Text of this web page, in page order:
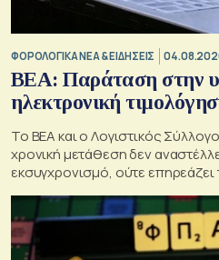
ΦΟΡΟΛΟΓΙΚΑ ΝΕΑ & EΙΔΗΣΕΙΣ
BEA: Παράταση στην
ηλεκτρονική
To BEA και ο Λογιστικός
χρονική μετάθεση δεν
εκσυγχρονισμό, ούτε